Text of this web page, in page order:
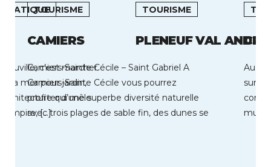
c’est marcher
la mer pour jardin,
qui mêle
Empire, […]
TOURISME
CAMIERS
Camiers-Sainte Cécile – Saint Gabriel A
Camiers-Sainte Cécile vous pourrez
profiter d’une superbe diversité naturelle
avec trois plages de sable fin, des dunes se
TOURISME
PLENEUF VAL ANDRE
Au